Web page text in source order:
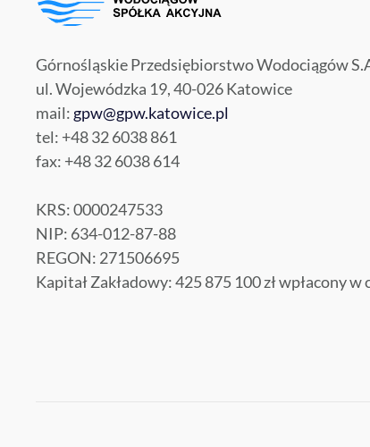
Górnośląskie Przedsiębiorstwo Wodociągów
ul. Wojewódzka 19, 40-026 Katowice
mail: gpw@gpw.katowice.pl
tel: +48 32 6038 861
fax: +48 32 6038 614
KRS: 0000247533
NIP: 634-012-87-88
REGON: 271506695
Kapitał Zakładowy: 425 875 100 zł wpłacony w